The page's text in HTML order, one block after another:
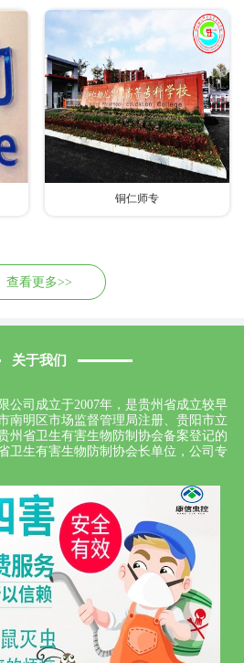
铜仁师专
查看更多>>
关于我们
司成立于2007年，是贵州省成立较早
南明区市场监督管理局注册、贵阳市立
州省卫生有害生物防制协会备案登记的
卫生有害生物防制协会长单位，公司专